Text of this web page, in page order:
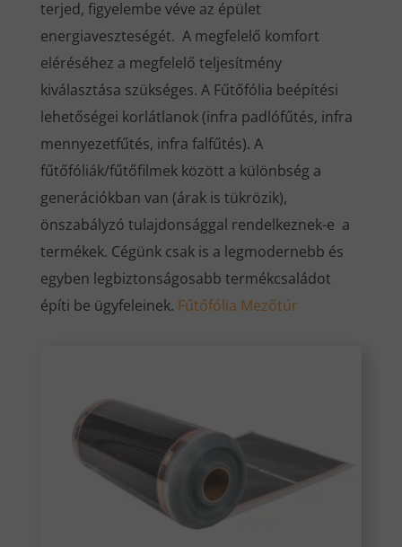
terjed, figyelembe véve az épület
energiaveszteségét. A megfelelő komfort
eléréséhez a megfelelő teljesítmény
kiválasztása szükséges. A Fűtőfólia beépítési
lehetőségei korlátlanok (infra padlófűtés, infra
mennyezetfűtés, infra falfűtés). A
fűtőfóliák/fűtőfilmek között a különbség a
generációkban van (árak is tükrözik),
önszabályzó tulajdonsággal rendelkeznek-e a
termékek. Cégünk csak is a legmodernebb és
egyben legbiztonságosabb termékcsaládot
építi be ügyfeleinek. Fűtőfólia Mezőtúr